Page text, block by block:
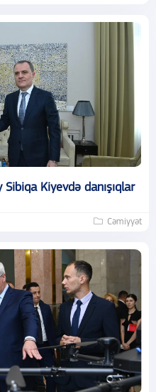
Kiyevdə danışıqlar
Cəmiyyət